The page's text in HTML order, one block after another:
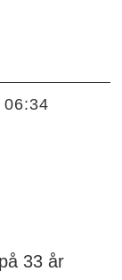
06:34
33 år